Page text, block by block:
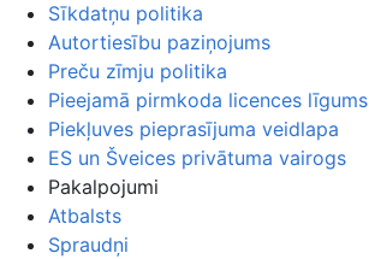
Sīkdatņu politika
Autortiesību paziņojums
Preču zīmju politika
Pieejamā pirmkoda licences līgums
Piekļuves pieprasījuma veidlapa
ES un Šveices privātuma vairogs
Pakalpojumi
Atbalsts
Spraudņi